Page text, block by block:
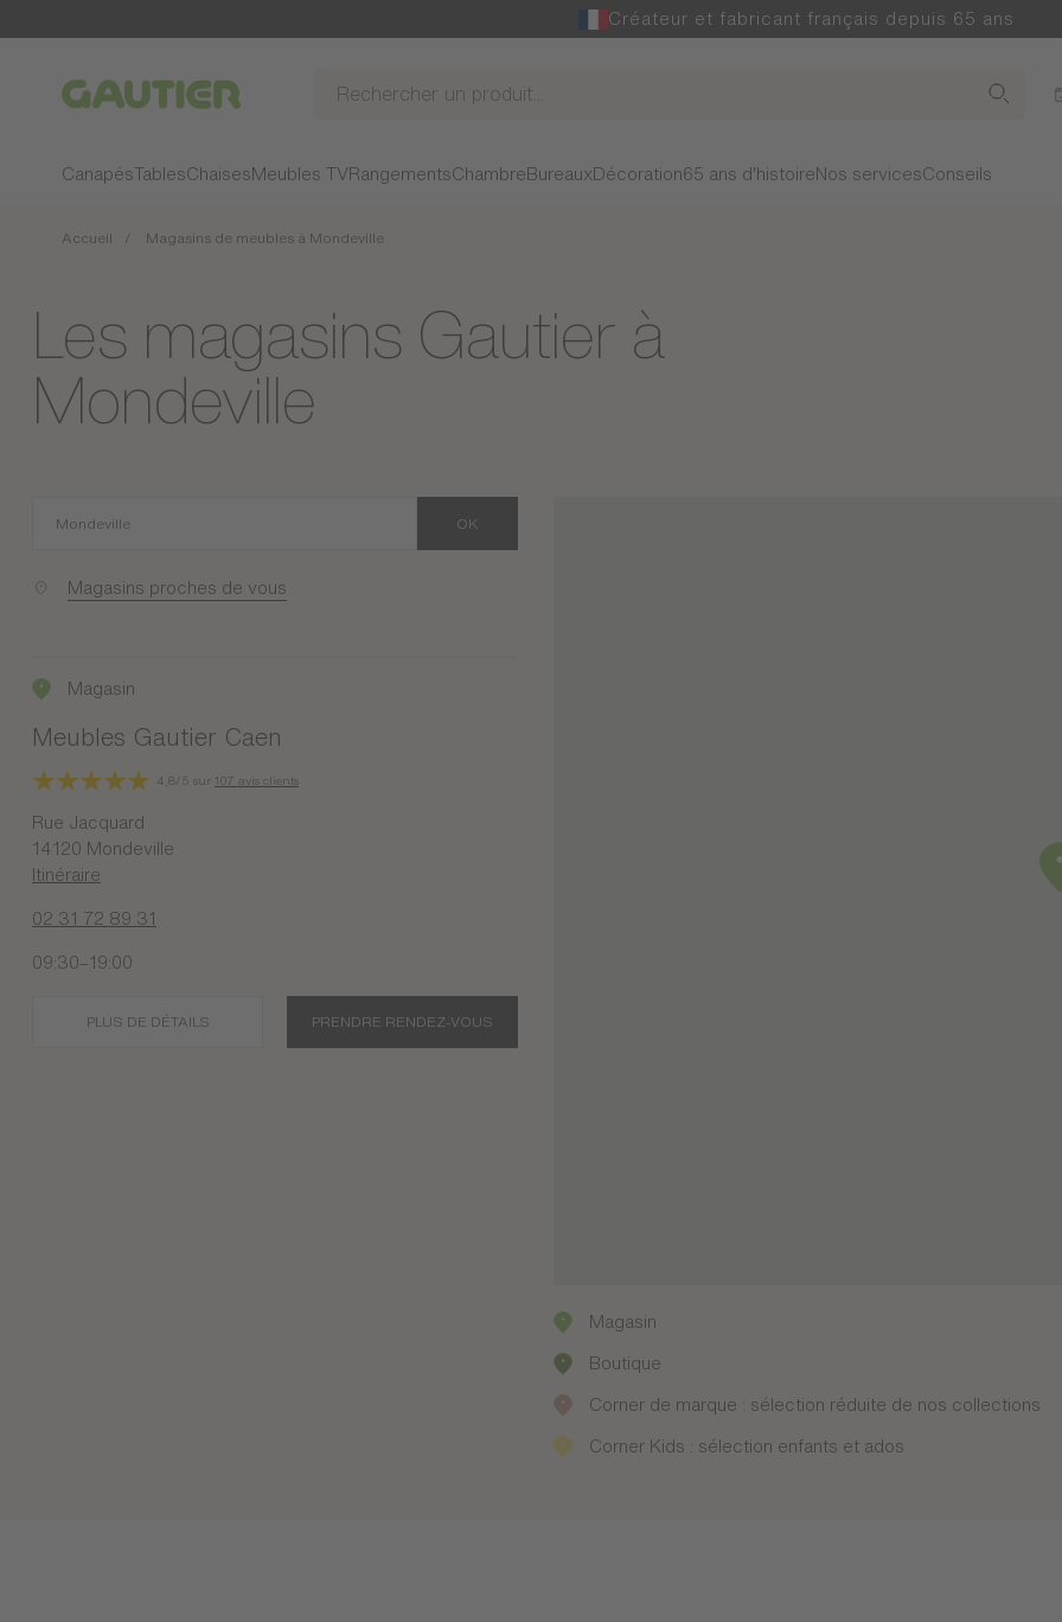
Créateur et fabricant français depuis 65 ans
Gautier
CanapésTablesChaises Meubles TV RangementsChambre Bureaux Décoration65 ans d'histoire Nos servicesConseils
Accueil Magasins de meubles à Mondeville
Les magasins Gautier à
Mondeville
OK
Magasins proches de vous
Magasin
Meubles Gautier Caen
4,8/5 sur 107 avis clients
Rue Jacquard
14120 Mondeville
Itinéraire
02 31 72 89 31
09:30–19:00
PLUS DE DÉTAILS PRENDRE RENDEZ-VOUS
Magasin
Boutique
Corner de marque : sélection réduite de nos collections
Corner Kids : sélection enfants et ados